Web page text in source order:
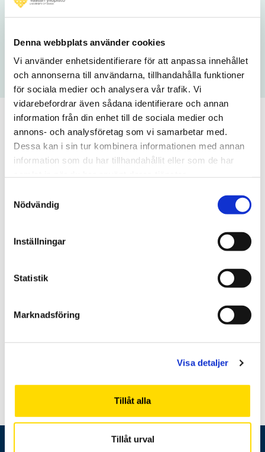
Denna webbplats använder cookies
Vi använder enhetsidentifierare för att anpassa innehållet
och annonserna till användarna, tillhandahålla funktioner
för sociala medier och analysera vår trafik. Vi
vidarebefordrar även sådana identifierare och annan
information från din enhet till de sociala medier och
annons- och analysföretag som vi samarbetar med.
Dessa kan i sin tur kombinera informationen med annan
information som du har tillhandahållit eller som de har
Nödvändig
Inställningar
Statistik
Marknadsföring
Visa detaljer
Tillåt alla
Tillåt urval
Maksullisuus Maksullinen
Koulutuksen verkkosivu
Tämä opintojakson toteutus on
opintojakson tietoihin Vaasan